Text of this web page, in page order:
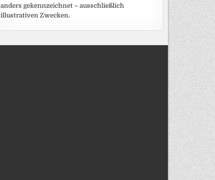
anders gekennzeichnet – ausschließlich
illustrativen Zwecken.